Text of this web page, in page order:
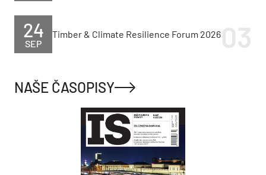
SEP
24 Timber & Climate Resilience Forum 2026
NAŠE ČASOPISY